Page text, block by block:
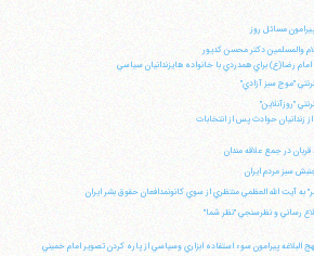
مسائل روز
والمسلمين دكتر محسن كديور
رضا(ع) براي همدردي با خانواده هايزندانيان سياسي
"موج سبز آزادي"
"روزآنلاين"
زندانيان حوادث پس از انتخابات
در جمع علاقه مندان
سبز مردم ايران
آيت الله العظمي منتظري از سوي كانونمدافعان حقوق بشر ايران
رساني و نظرسنجي "نظر شما"
البلاغه پيرامون سوء استفاده ابزاري وسياسي از پاره كردن تصوير امام خميني